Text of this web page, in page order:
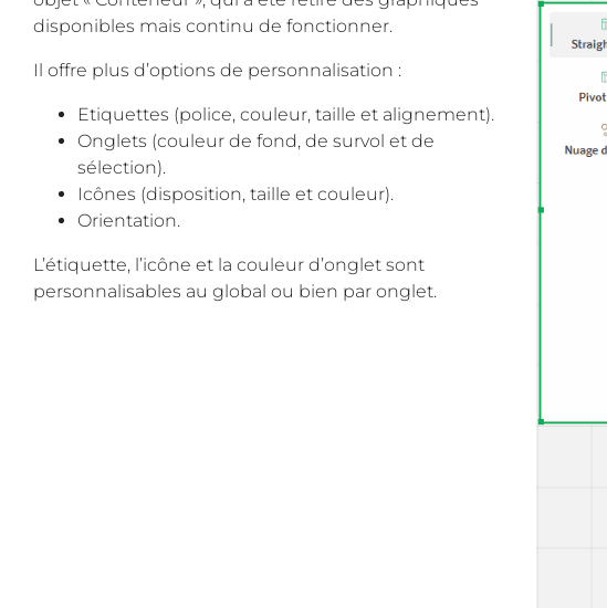
disponibles mais continu de fonctionner.
Il offre plus d’options de personnalisation :
Etiquettes (police, couleur, taille et alignement).
Onglets (couleur de fond, de survol et de
sélection).
Icônes (disposition, taille et couleur).
Orientation.
L’étiquette, l’icône et la couleur d’onglet sont
personnalisables au global ou bien par onglet.